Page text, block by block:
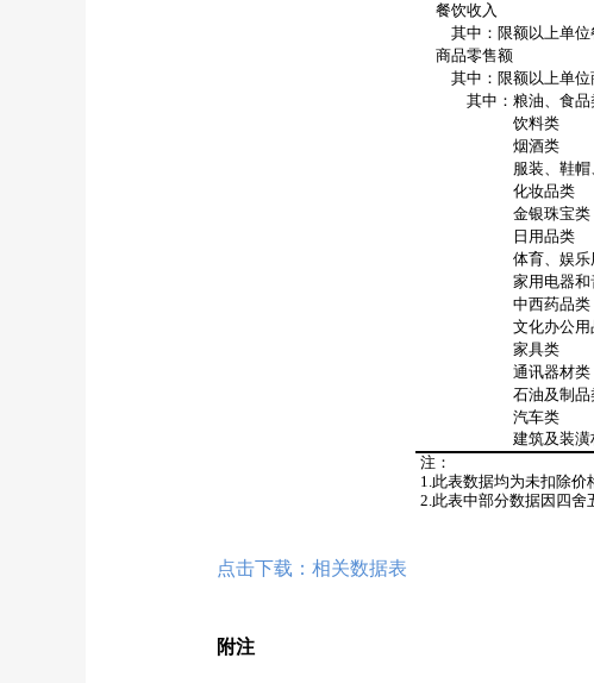
餐饮收入
其中：限额以上单位
商品零售额
其中：限额以上单位
其中：粮油、食品
饮料类
烟酒类
服装、鞋帽、
化妆品类
金银珠宝类
日用品类
体育、娱乐用
家用电器和音
中西药品类
文化办公用
家具类
通讯器材类
石油及制品
汽车类
建筑及装潢材
注：
1.此表数据均为未扣除价
2.此表中部分数据因四舍
点击下载： 相关数据表
附注